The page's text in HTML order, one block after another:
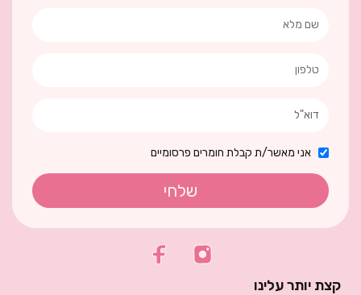
אני מאשר/ת קבלת חומרים פרסומיים
שלחי
קצת יותר עלינו